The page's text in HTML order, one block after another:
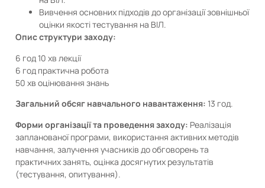
Вивчення основних підходів до організації зовнішньої
оцінки якості тестування на ВІЛ.
Опис структури заходу:
6 год 10 хв лекції
6 год практична робота
50 хв оцінювання знань
Загальний обсяг навчального навантаження: 13 год.
Форми організації та проведення заходу: Реалізація
запланованої програми, використання активних методів
навчання, залучення учасників до обговорень та
практичних занять, оцінка досягнутих результатів
(тестування, опитування).